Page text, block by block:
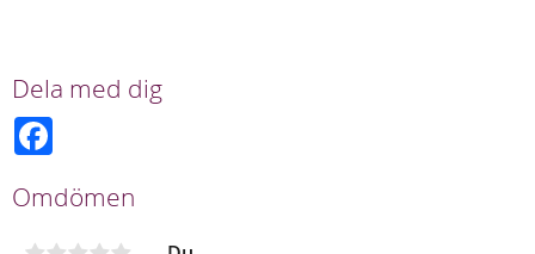
Dela med dig
b
o
Omdömen